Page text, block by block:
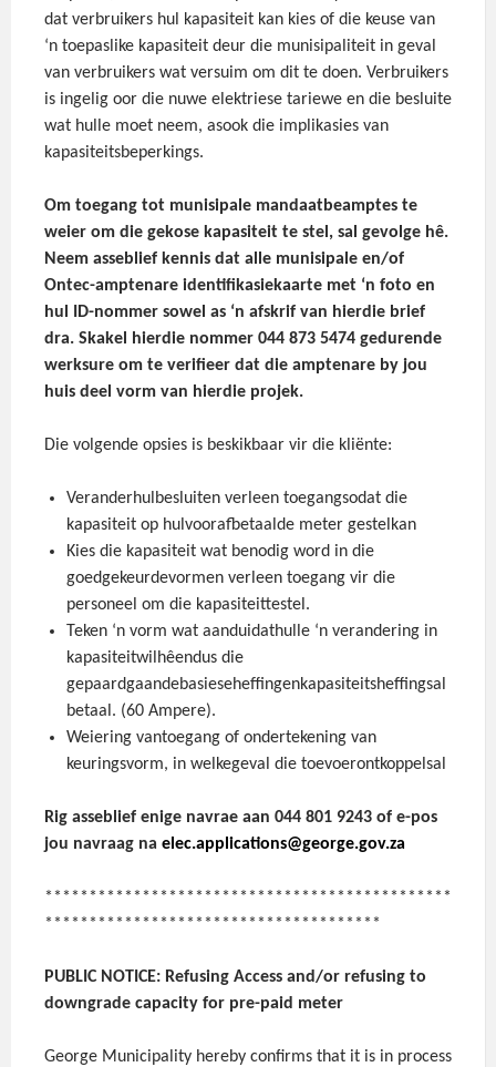
dat verbruikers hul kapasiteit kan kies of die keuse van
‘n toepaslike kapasiteit deur die munisipaliteit in geval
van verbruikers wat versuim om dit te doen. Verbruikers
is ingelig oor die nuwe elektriese tariewe en die besluite
wat hulle moet neem, asook die implikasies van
kapasiteitsbeperkings.
Om toegang tot munisipale mandaatbeamptes te
weier om die gekose kapasiteit te stel, sal gevolge hê.
Neem asseblief kennis dat alle munisipale en/of
Ontec-amptenare identifikasiekaarte met ‘n foto en
hul ID-nommer sowel as ‘n afskrif van hierdie brief
dra. Skakel hierdie nommer 044 873 5474 gedurende
werksure om te verifieer dat die amptenare by jou
huis deel vorm van hierdie projek.
Die volgende opsies is beskikbaar vir die kliënte:
Veranderhulbesluiten verleen toegangsodat die
kapasiteit op hulvoorafbetaalde meter gestelkan
Kies die kapasiteit wat benodig word in die
goedgekeurdevormen verleen toegang vir die
personeel om die kapasiteittestel.
Teken ‘n vorm wat aanduidathulle ‘n verandering in
kapasiteitwilhêendus die
gepaardgaandebasieseheffingenkapasiteitsheffingsal
betaal. (60 Ampere).
Weiering vantoegang of ondertekening van
keuringsvorm, in welkegeval die toevoerontkoppelsal
Rig asseblief enige navrae aan 044 801 9243 of e-pos
jou navraag na elec.applications@george.gov.za
**********************************************
**************************************
PUBLIC NOTICE: Refusing Access and/or refusing to
downgrade capacity for pre-paid meter
George Municipality hereby confirms that it is in process